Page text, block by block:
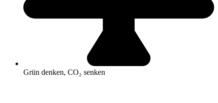
Grün denken, CO₂ senken